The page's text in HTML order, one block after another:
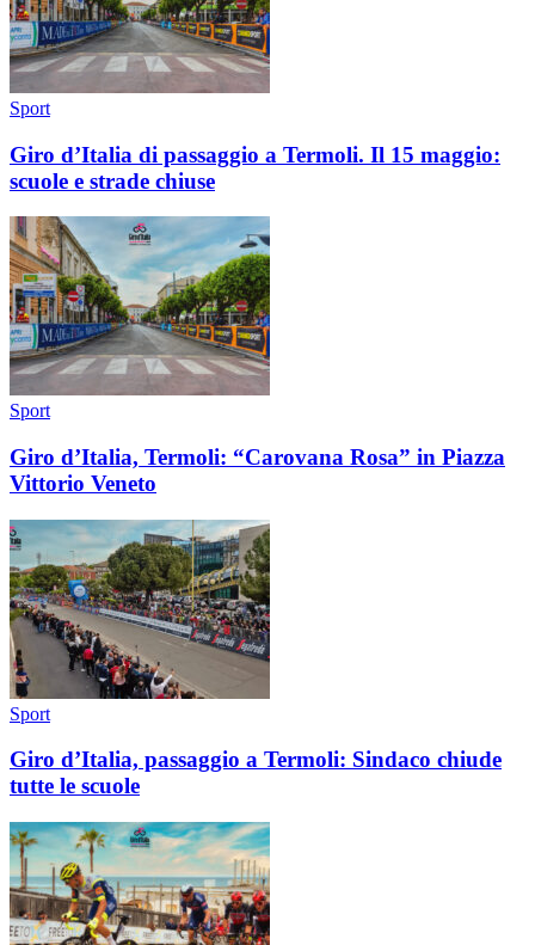
Sport
Giro d’Italia di passaggio a Termoli. Il 15 maggio:
scuole e strade chiuse
Sport
Giro d’Italia, Termoli: “Carovana Rosa” in Piazza
Vittorio Veneto
Sport
Giro d’Italia, passaggio a Termoli: Sindaco chiude
tutte le scuole